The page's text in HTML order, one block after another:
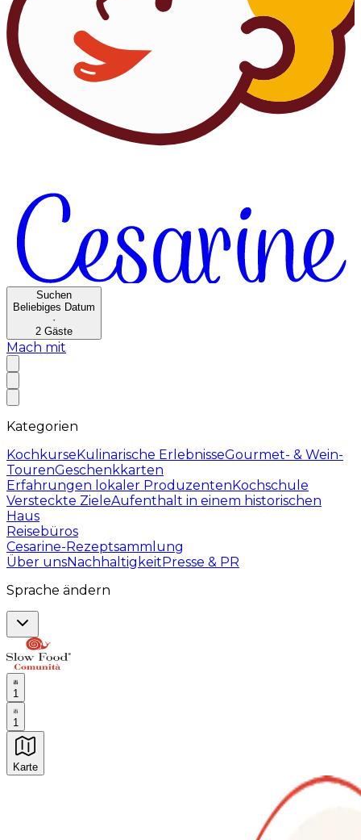
Suchen
Beliebiges Datum
·
2 Gäste
Mach mit
Kategorien
KochkurseKulinarische ErlebnisseGourmet- & Wein-
TourenGeschenkkarten
Erfahrungen lokaler ProduzentenKochschule
Versteckte ZieleAufenthalt in einem historischen
Haus
Reisebüros
Cesarine-Rezeptsammlung
Über unsNachhaltigkeitPresse & PR
Sprache ändern
1
1
Karte
Unvergessliche kulinarische Erlebnisse: